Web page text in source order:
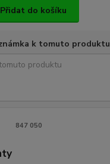
Přidat do košíku
k tomuto produktu
847 050